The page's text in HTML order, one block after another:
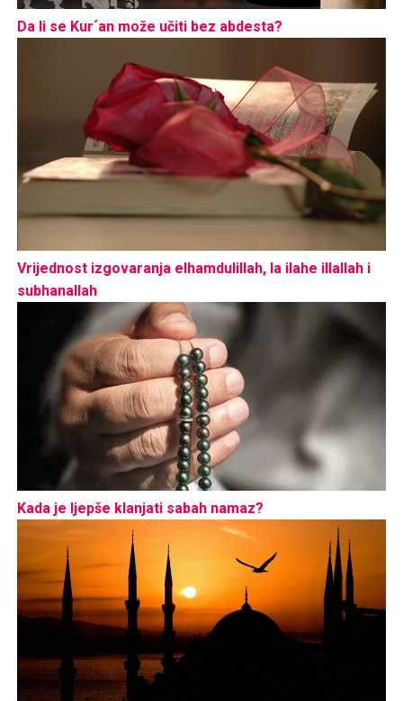
Da li se Kur´an može učiti bez abdesta?
Vrijednost izgovaranja elhamdulillah, la ilahe illallah i
subhanallah
Kada je ljepše klanjati sabah namaz?